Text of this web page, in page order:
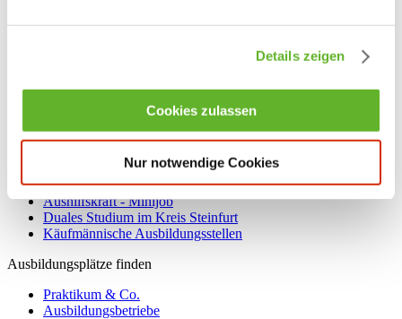
Details zeigen
Cookies zulassen
Nur notwendige Cookies
Ausbildung in Greven
Ausbildung in Lengerich
Ausbildung in Lotte
Ausbildung in Mettingen
Ausbildung in Ochtrup
Ausbildung in Saerbeck
Ausbildung in Steinfurt
Aushilfskraft - Minijob
Duales Studium im Kreis Steinfurt
Käufmännische Ausbildungsstellen
Ausbildungsplätze finden
Praktikum & Co.
Ausbildungsbetriebe